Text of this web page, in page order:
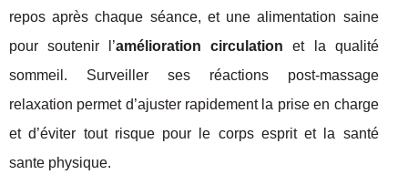
repos après chaque séance, et une alimentation saine
pour soutenir l’amélioration circulation et la qualité
sommeil. Surveiller ses réactions post-massage
relaxation permet d’ajuster rapidement la prise en charge
et d’éviter tout risque pour le corps esprit et la santé
sante physique.